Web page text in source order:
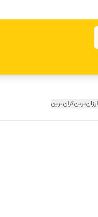
ارزان‌ترینگران‌ترین